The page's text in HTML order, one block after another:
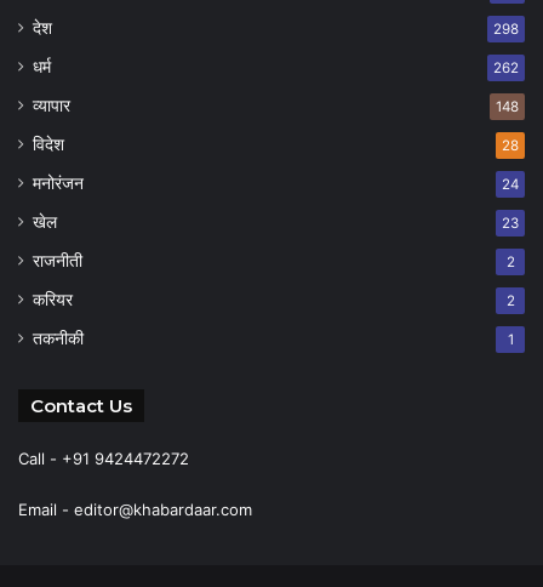
देश 298
धर्म 262
व्यापार 148
विदेश 28
मनोरंजन 24
खेल 23
राजनीती 2
करियर 2
तकनीकी 1
Contact Us
Call - +91 9424472272
Email - editor@khabardaar.com